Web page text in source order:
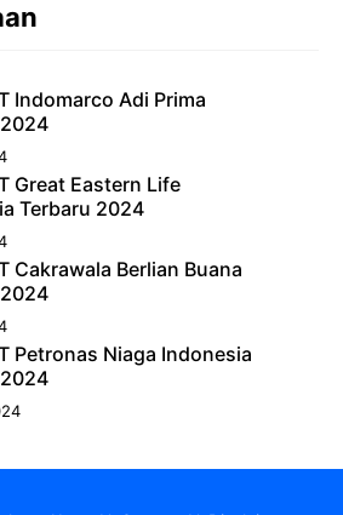
Indomarco Adi Prima
Great Eastern Life
Terbaru 2024
Cakrawala Berlian Buana
Petronas Niaga Indonesia